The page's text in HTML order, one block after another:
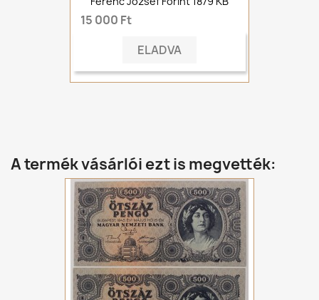
15 000 Ft
ELADVA
A termék vásárlói ezt is megvették: